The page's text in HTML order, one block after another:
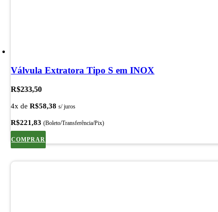
Válvula Extratora Tipo S em INOX
R$233,50
4x de R$58,38 s/ juros
R$221,83 (Boleto/Transferência/Pix)
COMPRAR